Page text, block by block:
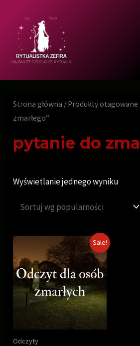
Strona główna / Produkty otagowane
zmarłego”
pytanie do
Wyświetlanie jednego wyniku
Sale!
Odczyty